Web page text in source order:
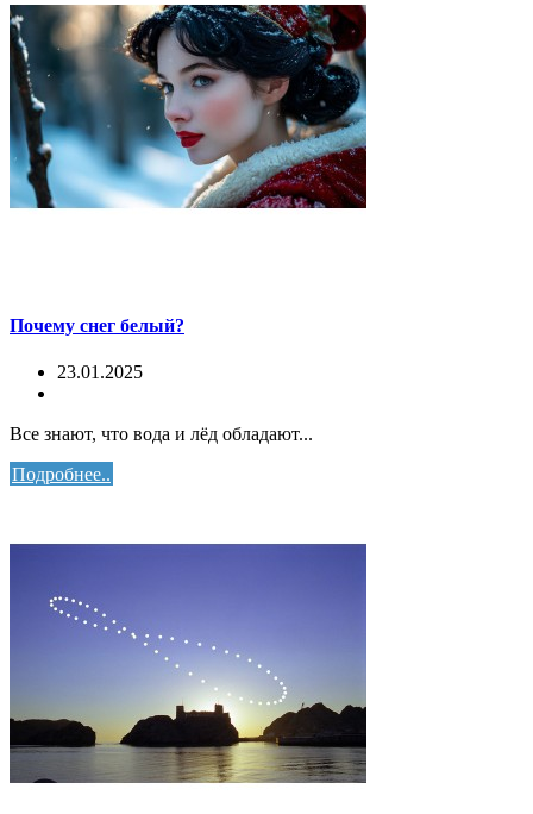
Почему снег белый?
23.01.2025
Все знают, что вода и лёд обладают...
Подробнее..